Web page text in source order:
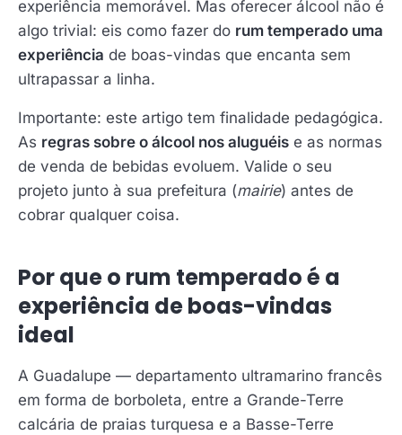
experiência memorável. Mas oferecer álcool não é
algo trivial: eis como fazer do rum temperado uma
experiência de boas-vindas que encanta sem
ultrapassar a linha.
Importante: este artigo tem finalidade pedagógica.
As regras sobre o álcool nos aluguéis e as normas
de venda de bebidas evoluem. Valide o seu
projeto junto à sua prefeitura (mairie) antes de
cobrar qualquer coisa.
Por que o rum temperado é a
experiência de boas-vindas
ideal
A Guadalupe — departamento ultramarino francês
em forma de borboleta, entre a Grande-Terre
calcária de praias turquesa e a Basse-Terre